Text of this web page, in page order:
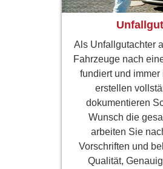
Als Unfallgutachter
Fahrzeuge nach
fundiert und
erstellen
dokumentieren
Wunsch die
arbeiten Sie
Vorschriften und
Qualität,